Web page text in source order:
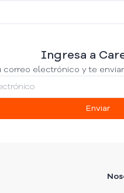
Ingresa a
correo electrónico y te
Enviar